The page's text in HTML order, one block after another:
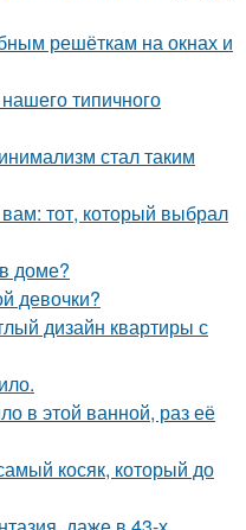
решёткам на окнах и
типичного
стал таким
тот, который выбрал
доме?
девочки?
дизайн квартиры с
в этой ванной, раз её
косяк, который до